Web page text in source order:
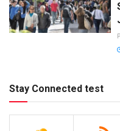
Stay Connected test